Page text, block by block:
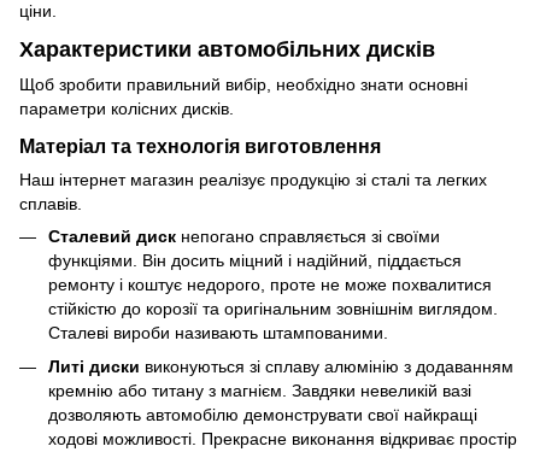
ціни.
Характеристики автомобільних дисків
Щоб зробити правильний вибір, необхідно знати основні
параметри колісних дисків.
Матеріал та технологія виготовлення
Наш інтернет магазин реалізує продукцію зі сталі та легких
сплавів.
Сталевий диск непогано справляється зі своїми
функціями. Він досить міцний і надійний, піддається
ремонту і коштує недорого, проте не може похвалитися
стійкістю до корозії та оригінальним зовнішнім виглядом.
Сталеві вироби називають штампованими.
Литі диски виконуються зі сплаву алюмінію з додаванням
кремнію або титану з магнієм. Завдяки невеликій вазі
дозволяють автомобілю демонструвати свої найкращі
ходові можливості. Прекрасне виконання відкриває простір